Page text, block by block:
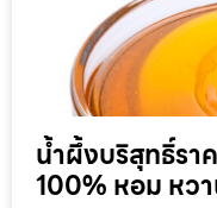
น้ำผึ้งบริสุทธิ์รา
100% หอม หว